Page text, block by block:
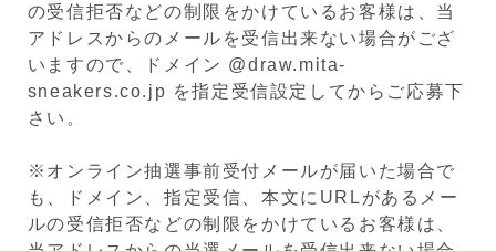
の受信拒否などの制限をかけているお客様は、当
アドレスからのメールを受信出来ない場合がござ
いますので、ドメイン @draw.mita-
sneakers.co.jp を指定受信設定してからご応募下
さい。
※オンライン抽選事前受付メールが届いた場合で
も、ドメイン、指定受信、本文にURLがあるメー
ルの受信拒否などの制限をかけているお客様は、